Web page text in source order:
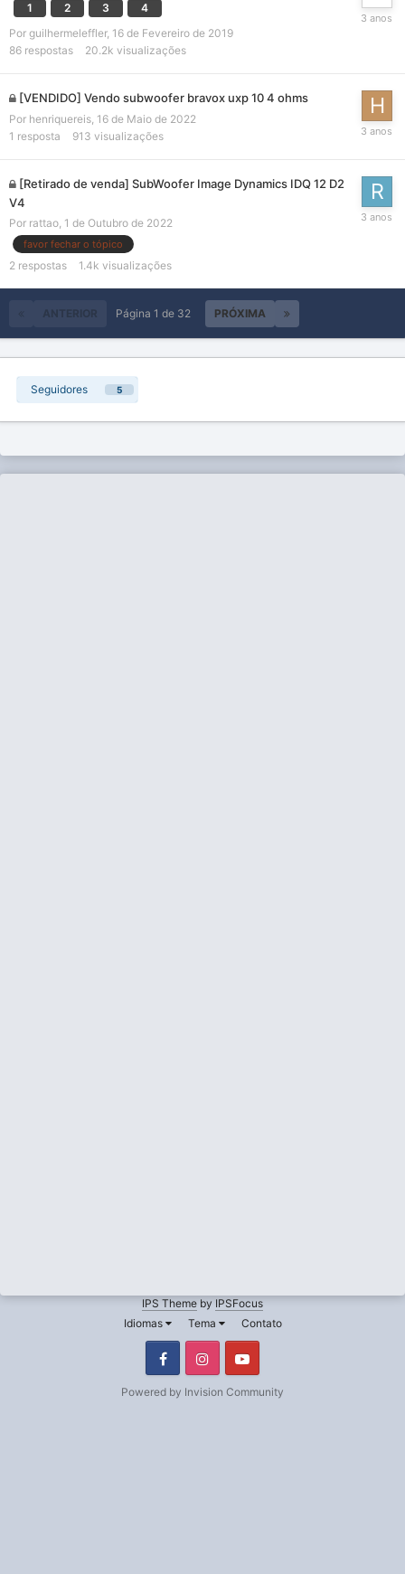
1 2 3
4
Por guilhermeleffler, 16 de Fevereiro de 2019
86 respostas 20.2k visualizações
[VENDIDO] Vendo subwoofer bravox uxp 10 4 ohms
Por henriquereis, 16 de Maio de 2022
1 resposta 913 visualizações
[Retirado de venda] SubWoofer Image Dynamics IDQ 12 D2
V4
Por rattao, 1 de Outubro de 2022
favor fechar o tópico
2 respostas 1.4k visualizações
ANTERIOR PRÓXIMA
Página 1 de 32
Seguidores 5
IPS Theme by IPSFocus
Idiomas
Tema Contato
FacebookInstagram
Powered by Invision Community